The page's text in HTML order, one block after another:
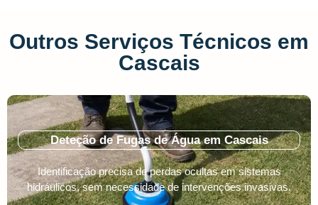
Outros Serviços Técnicos em
Cascais
Deteção de Fugas de Água em Cascais
Identificação precisa de perdas ocultas em sistemas
hidráulicos, sem necessidade de intervenções invasivas.